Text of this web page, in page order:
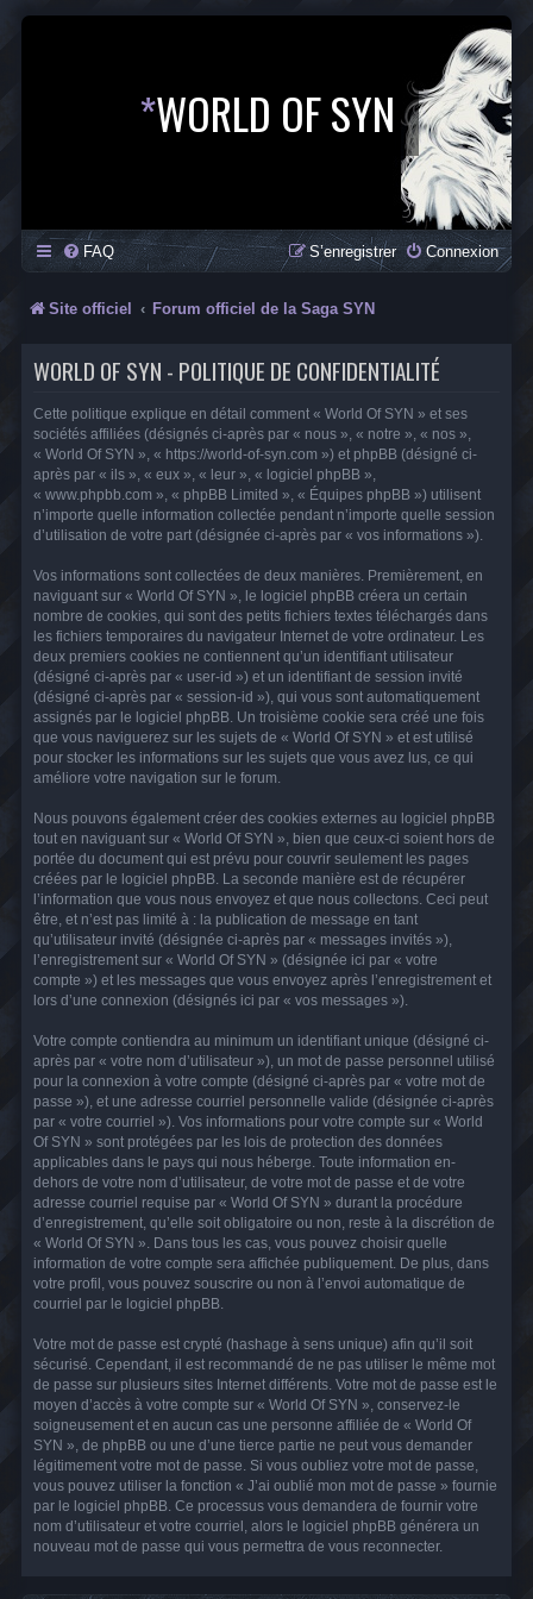
*WORLD OF SYN
FAQ Connexion
S’enregistrer
Site officiel Forum officiel de la Saga SYN
WORLD OF SYN - POLITIQUE DE CONFIDENTIALITÉ
Cette politique explique en détail comment « World Of SYN » et ses
sociétés affiliées (désignés ci-après par « nous », « notre », « nos »,
« World Of SYN », « https://world-of-syn.com ») et phpBB (désigné ci-
après par « ils », « eux », « leur », « logiciel phpBB »,
« www.phpbb.com », « phpBB Limited », « Équipes phpBB ») utilisent
n’importe quelle information collectée pendant n’importe quelle session
d’utilisation de votre part (désignée ci-après par « vos informations »).
Vos informations sont collectées de deux manières. Premièrement, en
naviguant sur « World Of SYN », le logiciel phpBB créera un certain
nombre de cookies, qui sont des petits fichiers textes téléchargés dans
les fichiers temporaires du navigateur Internet de votre ordinateur. Les
deux premiers cookies ne contiennent qu’un identifiant utilisateur
(désigné ci-après par « user-id ») et un identifiant de session invité
(désigné ci-après par « session-id »), qui vous sont automatiquement
assignés par le logiciel phpBB. Un troisième cookie sera créé une fois
que vous naviguerez sur les sujets de « World Of SYN » et est utilisé
pour stocker les informations sur les sujets que vous avez lus, ce qui
améliore votre navigation sur le forum.
Nous pouvons également créer des cookies externes au logiciel phpBB
tout en naviguant sur « World Of SYN », bien que ceux-ci soient hors de
portée du document qui est prévu pour couvrir seulement les pages
créées par le logiciel phpBB. La seconde manière est de récupérer
l’information que vous nous envoyez et que nous collectons. Ceci peut
être, et n’est pas limité à : la publication de message en tant
qu’utilisateur invité (désignée ci-après par « messages invités »),
l’enregistrement sur « World Of SYN » (désignée ici par « votre
compte ») et les messages que vous envoyez après l’enregistrement et
lors d’une connexion (désignés ici par « vos messages »).
Votre compte contiendra au minimum un identifiant unique (désigné ci-
après par « votre nom d’utilisateur »), un mot de passe personnel utilisé
pour la connexion à votre compte (désigné ci-après par « votre mot de
passe »), et une adresse courriel personnelle valide (désignée ci-après
par « votre courriel »). Vos informations pour votre compte sur « World
Of SYN » sont protégées par les lois de protection des données
applicables dans le pays qui nous héberge. Toute information en-
dehors de votre nom d’utilisateur, de votre mot de passe et de votre
adresse courriel requise par « World Of SYN » durant la procédure
d’enregistrement, qu’elle soit obligatoire ou non, reste à la discrétion de
« World Of SYN ». Dans tous les cas, vous pouvez choisir quelle
information de votre compte sera affichée publiquement. De plus, dans
votre profil, vous pouvez souscrire ou non à l’envoi automatique de
courriel par le logiciel phpBB.
Votre mot de passe est crypté (hashage à sens unique) afin qu’il soit
sécurisé. Cependant, il est recommandé de ne pas utiliser le même mot
de passe sur plusieurs sites Internet différents. Votre mot de passe est le
moyen d’accès à votre compte sur « World Of SYN », conservez-le
soigneusement et en aucun cas une personne affiliée de « World Of
SYN », de phpBB ou une d’une tierce partie ne peut vous demander
légitimement votre mot de passe. Si vous oubliez votre mot de passe,
vous pouvez utiliser la fonction « J’ai oublié mon mot de passe » fournie
par le logiciel phpBB. Ce processus vous demandera de fournir votre
nom d’utilisateur et votre courriel, alors le logiciel phpBB générera un
nouveau mot de passe qui vous permettra de vous reconnecter.